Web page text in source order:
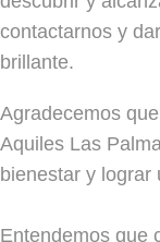
contactarnos y
brillante.
Agradecemos
Aquiles Las
bienestar y lograr
Entendemos que